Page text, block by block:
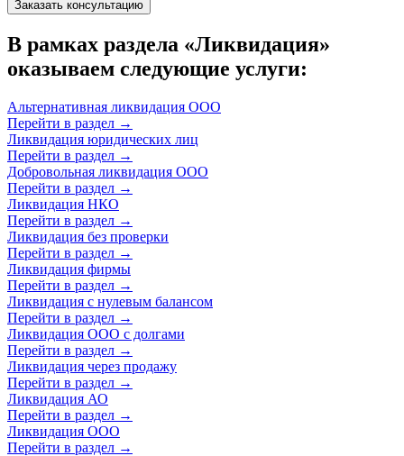
Заказать консультацию
В рамках раздела «Ликвидация»
оказываем следующие услуги:
Альтернативная ликвидация ООО
Перейти в раздел →
Ликвидация юридических лиц
Перейти в раздел →
Добровольная ликвидация ООО
Перейти в раздел →
Ликвидация НКО
Перейти в раздел →
Ликвидация без проверки
Перейти в раздел →
Ликвидация фирмы
Перейти в раздел →
Ликвидация с нулевым балансом
Перейти в раздел →
Ликвидация ООО с долгами
Перейти в раздел →
Ликвидация через продажу
Перейти в раздел →
Ликвидация АО
Перейти в раздел →
Ликвидация ООО
Перейти в раздел →